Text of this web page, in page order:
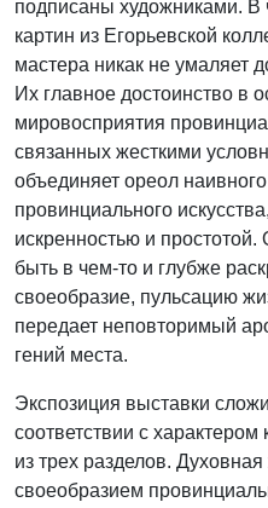
подписаны художниками. В
картин из Егорьевской
мастера никак не умаляет
Их главное достоинство в
мировосприятия
связанных жесткими
объединяет ореол
провинциального
искренностью и
быть в чем-то и глубже
своеобразие, пульсацию
передает неповторимый
гений места.
Экспозиция выставки
соответствии с характером
из трех разделов.
своеобразием